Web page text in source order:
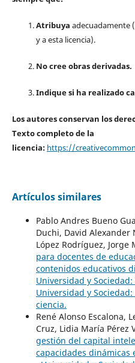
Atribuya adecuadamente
y a esta licencia).
No cree obras derivadas.
Indique si ha realizado
Los autores conservan los
Texto completo de la
licencia: https://
Artículos similares
Pablo Andres Bueno
Duchi, David Alexander
López Rodríguez, Jorge
para docentes de
contenidos educativos
Universidad y
Universidad y
ciencia.
René Alonso Escalona,
Cruz, Lidia María Pérez
gestión del capital
capacidades dinámicas